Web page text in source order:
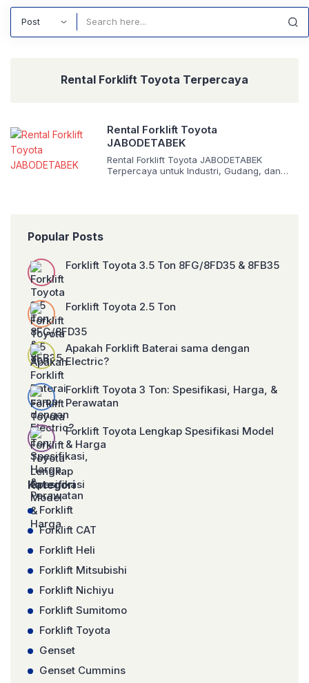
Rental Forklift Toyota Terpercaya
Rental Forklift Toyota
JABODETABEK
Rental Forklift Toyota JABODETABEK
Terpercaya untuk Industri, Gudang, dan
keberhasilan bisnis. Mulai dari perusahaan
manufaktur, pergudangan, logistik, hingga
Popular Posts
Forklift Toyota 3.5 Ton 8FG/8FD35 & 8FB35
Forklift Toyota 2.5 Ton
Apakah Forklift Baterai sama dengan
Electric?
Forklift Toyota 3 Ton: Spesifikasi, Harga, &
Perawatan
Forklift Toyota Lengkap Spesifikasi Model
& Harga
Kategori
Forklift
Forklift CAT
Forklift Heli
Forklift Mitsubishi
Forklift Nichiyu
Forklift Sumitomo
Forklift Toyota
Genset
Genset Cummins